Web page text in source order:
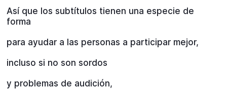
Así que los subtítulos tienen una especie de
forma
para ayudar a las personas a participar mejor,
incluso si no son sordos
y problemas de audición,